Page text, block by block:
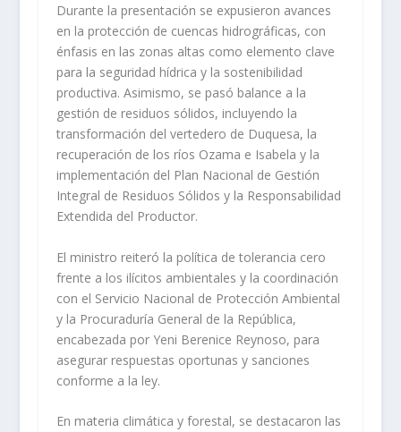
Durante la presentación se expusieron avances
en la protección de cuencas hidrográficas, con
énfasis en las zonas altas como elemento clave
para la seguridad hídrica y la sostenibilidad
productiva. Asimismo, se pasó balance a la
gestión de residuos sólidos, incluyendo la
transformación del vertedero de Duquesa, la
recuperación de los ríos Ozama e Isabela y la
implementación del Plan Nacional de Gestión
Integral de Residuos Sólidos y la Responsabilidad
Extendida del Productor.
El ministro reiteró la política de tolerancia cero
frente a los ilícitos ambientales y la coordinación
con el Servicio Nacional de Protección Ambiental
y la Procuraduría General de la República,
encabezada por Yeni Berenice Reynoso, para
asegurar respuestas oportunas y sanciones
conforme a la ley.
En materia climática y forestal, se destacaron las